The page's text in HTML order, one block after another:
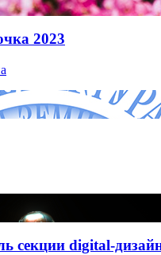
2023
секции digital-